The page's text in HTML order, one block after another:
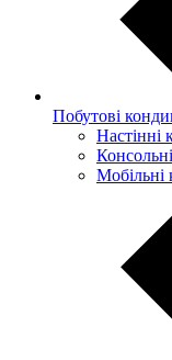
Побутові
Настінні
Мобільні